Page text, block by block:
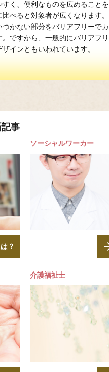
すく、便利なものを広めること
比べると対象者が広くなります
つかない部分をバリアフリーで
。ですから、一般的にバリアフ
ザインともいわれています。
事
？
ソーシャルワーカー
介護福祉士